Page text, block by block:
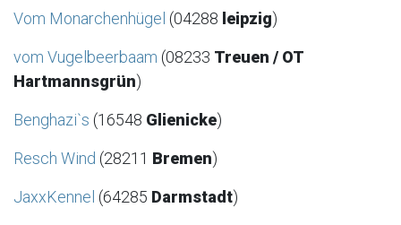
Vom Monarchenhügel (04288 leipzig)
vom Vugelbeerbaam (08233 Treuen / OT
Hartmannsgrün)
Benghazi`s (16548 Glienicke)
Resch Wind (28211 Bremen)
JaxxKennel (64285 Darmstadt)